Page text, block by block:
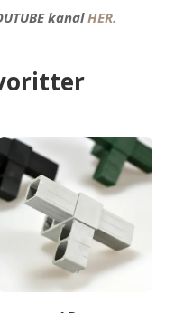
kanalHER.